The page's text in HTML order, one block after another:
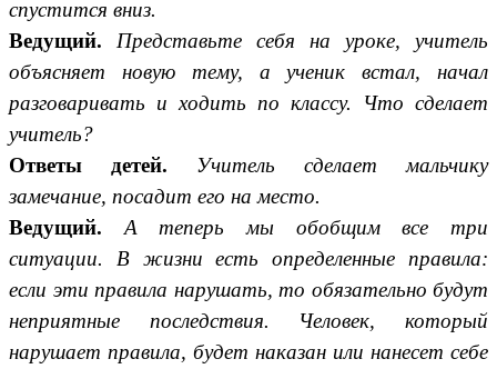
спустится вниз.
Ведущий.
Представьте себя на уроке, учитель
объясняет новую тему, а ученик встал, начал
разговаривать и ходить по классу. Что сделает
учитель?
Ответы детей. Учитель сделает мальчику
замечание, посадит его на место.
Ведущий.
А теперь мы обобщим все три
ситуации. В жизни есть определенные правила:
если эти правила нарушать, то обязательно будут
неприятные последствия. Человек, который
нарушает правила, будет наказан или нанесет себе